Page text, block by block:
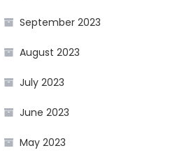
September 2023
August 2023
July 2023
June 2023
May 2023